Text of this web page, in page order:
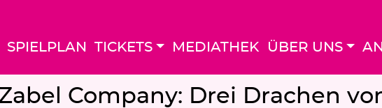
SPIELPLAN TICKETS MEDIATHEK ÜBER UNS
Company: Drei Drachen